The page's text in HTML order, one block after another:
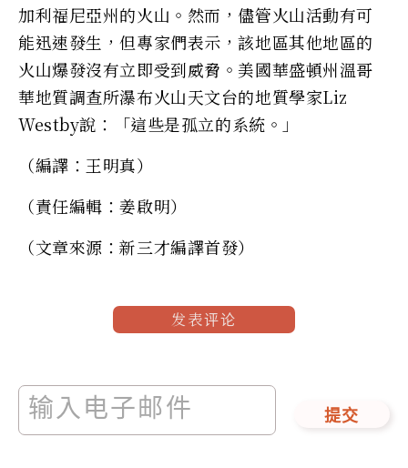
加利福尼亞州的火山。然而，儘管火山活動有可
能迅速發生，但專家們表示，該地區其他地區的
火山爆發沒有立即受到威脅。美國華盛頓州溫哥
華地質調查所瀑布火山天文台的地質學家Liz
Westby說：「這些是孤立的系統。」
（編譯：王明真）
（責任編輯：姜啟明）
（文章來源：新三才編譯首發）
发表评论
提交